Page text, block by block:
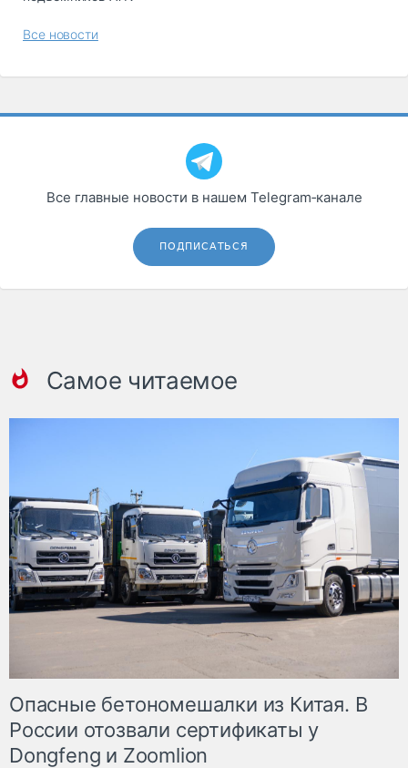
Все новости
Все главные новости в нашем Telegram‑канале
ПОДПИСАТЬСЯ
Самое читаемое
Опасные бетономешалки из Китая. В
России отозвали сертификаты у
Dongfeng и Zoomlion